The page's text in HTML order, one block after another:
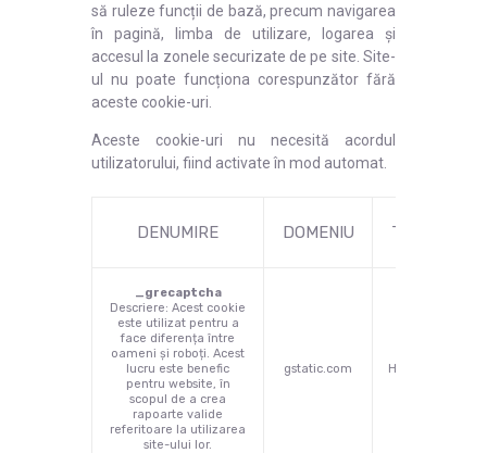
să ruleze funcții de bază, precum navigarea
în pagină, limba de utilizare, logarea și
accesul la zonele securizate de pe site. Site-
ul nu poate funcționa corespunzător fără
aceste cookie-uri.
Aceste cookie-uri nu necesită acordul
utilizatorului, fiind activate în mod automat.
DENUMIRE DOMENIU TIP
_grecaptcha
Descriere: Acest cookie
este utilizat pentru a
face diferența între
oameni și roboți. Acest
lucru este benefic
pentru website, în
scopul de a crea
rapoarte valide
referitoare la utilizarea
site-ului lor.
gstatic.com HTML